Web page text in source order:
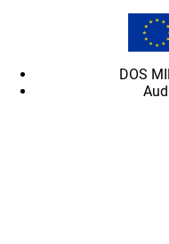
DOS